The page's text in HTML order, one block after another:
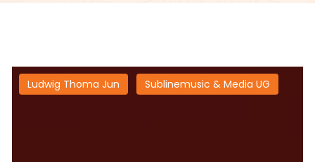
Ludwig Thoma Jun Sublinemusic & Media UG